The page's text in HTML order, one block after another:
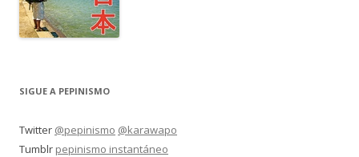
SIGUE A PEPINISMO
Twitter @pepinismo @karawapo
Tumblr pepinismo instantáneo